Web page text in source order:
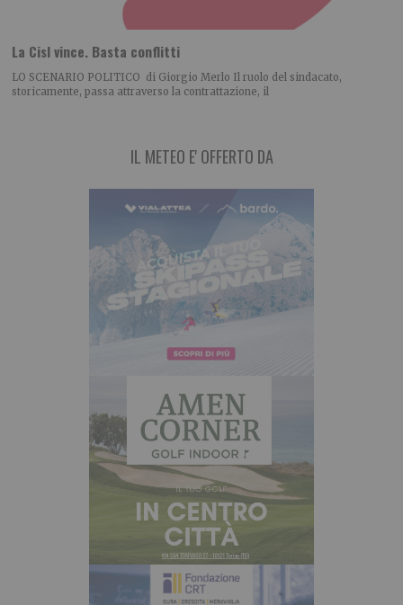
La Cisl vince. Basta conflitti
LO SCENARIO POLITICO di Giorgio Merlo Il ruolo del sindacato,
storicamente, passa attraverso la contrattazione, il
IL METEO E' OFFERTO DA